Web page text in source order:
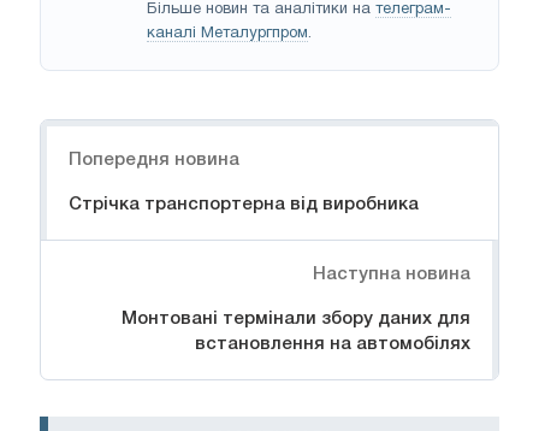
Більше новин та аналітики на телеграм-
каналі Металургпром.
Попередня новина
Стрічка транспортерна від виробника
Наступна новина
Монтовані термінали збору даних для
встановлення на автомобілях